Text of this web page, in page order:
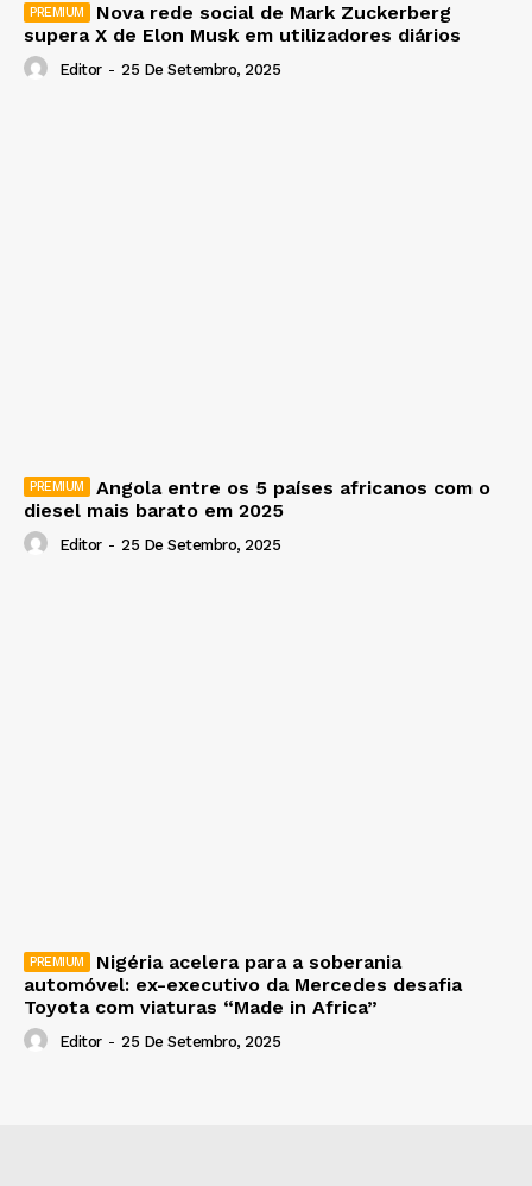
Nova rede social de Mark Zuckerberg
supera X de Elon Musk em utilizadores diários
Editor - 25 De Setembro, 2025
Angola entre os 5 países africanos com o
diesel mais barato em 2025
Editor - 25 De Setembro, 2025
Nigéria acelera para a soberania
automóvel: ex-executivo da Mercedes desafia
Toyota com viaturas “Made in Africa”
Editor - 25 De Setembro, 2025